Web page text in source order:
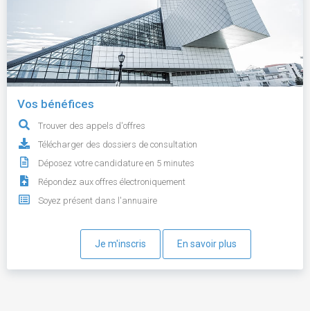
Vos bénéfices
Trouver des appels d'offres
Télécharger des dossiers de consultation
Déposez votre candidature en 5 minutes
Répondez aux offres électroniquement
Soyez présent dans l'annuaire
Je m'inscris En savoir plus